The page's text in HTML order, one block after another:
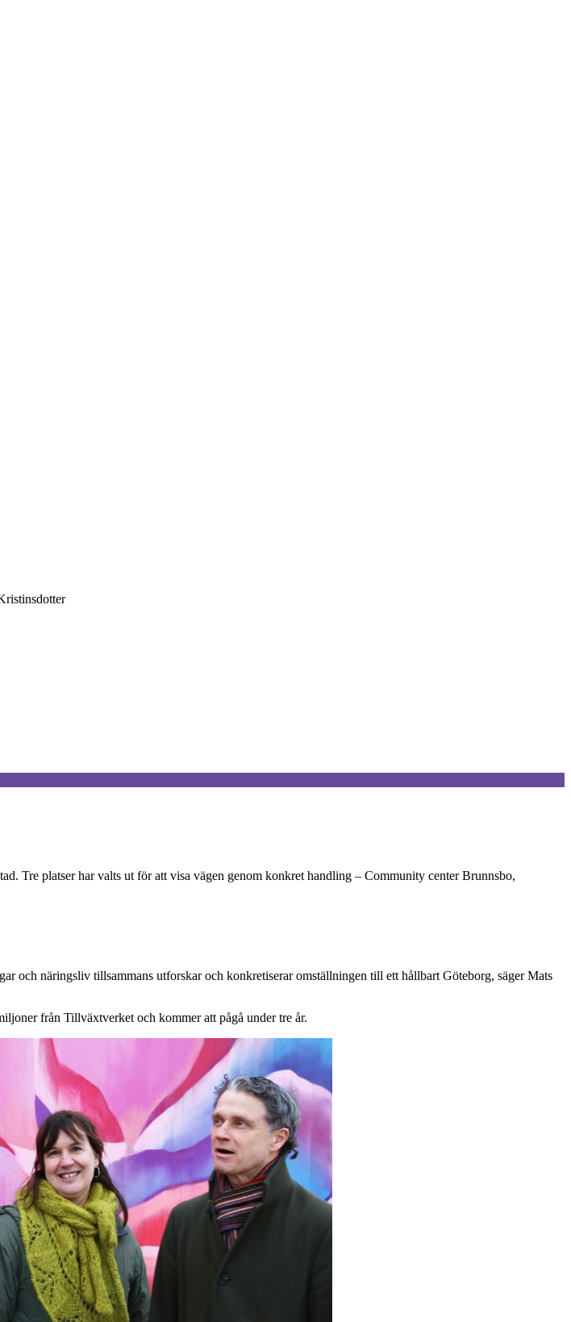
Tre platser har valts ut för att visa vägen genom konkret handling – Community center Brunnsbo,
och näringsliv tillsammans utforskar och konkretiserar omställningen till ett hållbart Göteborg, säger Mats
från Tillväxtverket och kommer att pågå under tre år.